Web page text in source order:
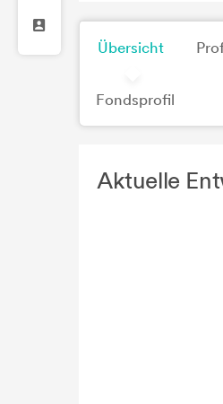
Übersicht
Fondsprofil
Aktuelle